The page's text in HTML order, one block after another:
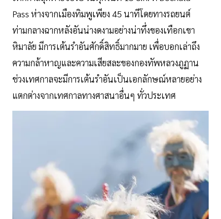
Pass ห่างจากเมืองทิมพูเพียง 45 นาทีโดยทางรถยนต์
ท่ามกลางฉากหลังอันน่างดงามอย่างน่าทึ่งของเทือกเขา
หิมาลัย มีการเต้นรำอันศักดิ์สิทธิ์มากมาย เพื่อบอกเล่าถึง
ความกล้าหาญและความเสียสละของกองทัพหลวงภูฏาน
ช่วงเทศกาลจะมีการเต้นรำอันเป็นเอกลักษณ์หลายอย่าง
แตกต่างจากเทศกาลทางศาสนาอื่นๆ ทั่วประเทศ